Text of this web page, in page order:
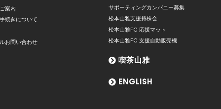
案内
続きについて
お問い合わせ
サポーティングカンパニー募集
松本山雅支援持株会
松本山雅FC 応援マット
松本山雅FC 支援自動販売機
喫茶山雅
ENGLISH